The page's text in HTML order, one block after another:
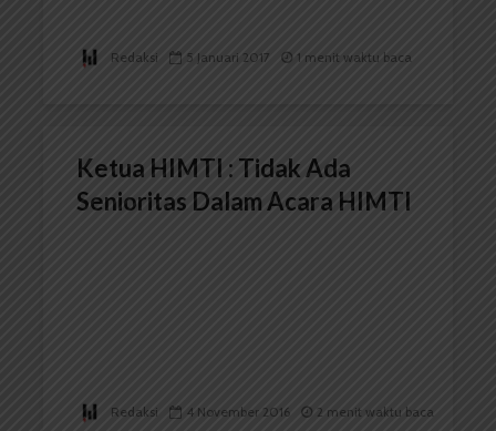
Redaksi 5 Januari 2017 1 menit waktu baca
Ketua HIMTI : Tidak Ada
Senioritas Dalam Acara HIMTI
Redaksi 4 November 2016 2 menit waktu baca